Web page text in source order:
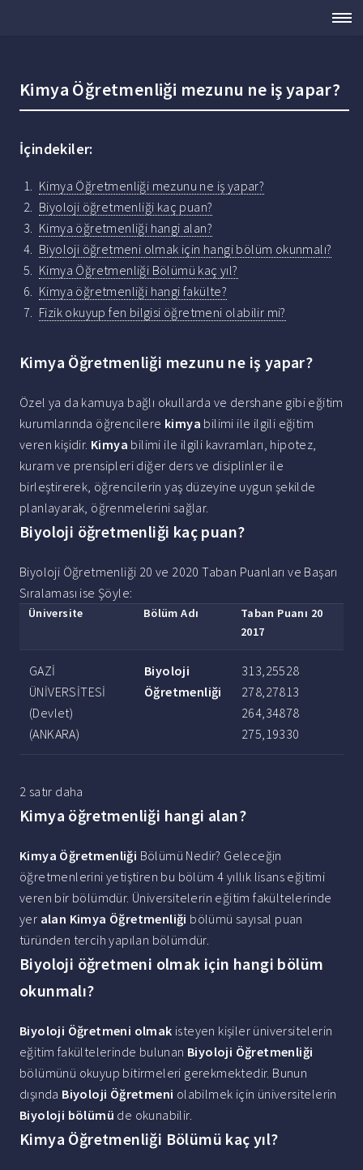
Kimya Öğretmenliği mezunu ne iş yapar?
İçindekiler:
Kimya Öğretmenliği mezunu ne iş yapar?
Biyoloji öğretmenliği kaç puan?
Kimya öğretmenliği hangi alan?
Biyoloji öğretmeni olmak için hangi bölüm okunmalı?
Kimya Öğretmenliği Bölümü kaç yıl?
Kimya öğretmenliği hangi fakülte?
Fizik okuyup fen bilgisi öğretmeni olabilir mi?
Kimya Öğretmenliği mezunu ne iş yapar?
Özel ya da kamuya bağlı okullarda ve dershane gibi eğitim
kurumlarında öğrencilere kimya bilimi ile ilgili eğitim
veren kişidir. Kimya bilimi ile ilgili kavramları, hipotez,
kuram ve prensipleri diğer ders ve disiplinler ile
birleştirerek, öğrencilerin yaş düzeyine uygun şekilde
planlayarak, öğrenmelerini sağlar.
Biyoloji öğretmenliği kaç puan?
Biyoloji Öğretmenliği 20 ve 2020 Taban Puanları ve Başarı
Sıralaması ise Şöyle:
Üniversite Bölüm Adı Taban Puanı 20
2017
GAZİ
ÜNİVERSİTESİ
(Devlet)
(ANKARA)
Biyoloji
Öğretmenliği
313,25528
278,27813
264,34878
275,19330
2 satır daha
Kimya öğretmenliği hangi alan?
Kimya Öğretmenliği Bölümü Nedir? Geleceğin
öğretmenlerini yetiştiren bu bölüm 4 yıllık lisans eğitimi
veren bir bölümdür. Üniversitelerin eğitim fakültelerinde
yer alan Kimya Öğretmenliği bölümü sayısal puan
türünden tercih yapılan bölümdür.
Biyoloji öğretmeni olmak için hangi bölüm
okunmalı?
Biyoloji Öğretmeni olmak isteyen kişiler üniversitelerin
eğitim fakültelerinde bulunan Biyoloji Öğretmenliği
bölümünü okuyup bitirmeleri gerekmektedir. Bunun
dışında Biyoloji Öğretmeni olabilmek için üniversitelerin
Biyoloji bölümü de okunabilir.
Kimya Öğretmenliği Bölümü kaç yıl?